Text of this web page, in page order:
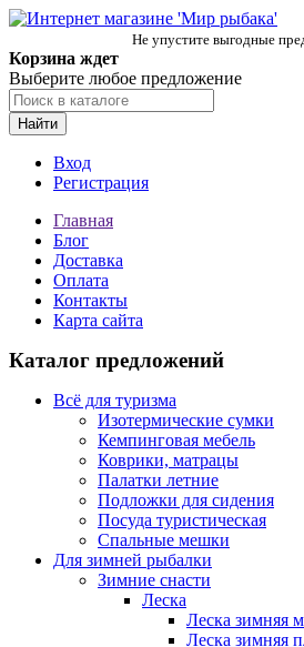
Не упустите выгодные
Корзина ждет
Выберите любое предложение
Найти
Вход
Регистрация
Главная
Блог
Доставка
Оплата
Контакты
Карта сайта
Каталог предложений
Всё для туризма
Изотермические сумки
Кемпинговая мебель
Коврики, матрацы
Палатки летние
Подложки для сидения
Посуда туристическая
Спальные мешки
Для зимней рыбалки
Зимние снасти
Леска
Леска зимняя
Леска зимняя